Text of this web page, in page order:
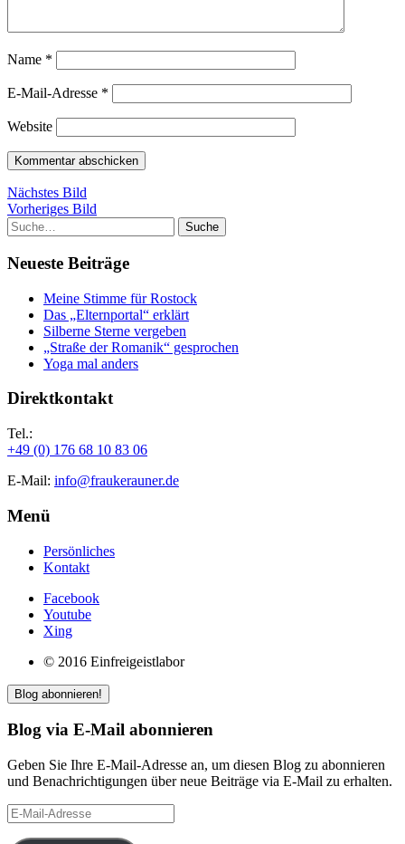
Name *
E-Mail-Adresse *
Website
Nächstes Bild
Vorheriges Bild
Suche
Neueste Beiträge
Meine Stimme für Rostock
Das „Elternportal“ erklärt
Silberne Sterne vergeben
„Straße der Romanik“ gesprochen
Yoga mal anders
Direktkontakt
Tel.:
+49 (0) 176 68 10 83 06
E-Mail: info@fraukerauner.de
Menü
Persönliches
Kontakt
Facebook
Youtube
Xing
© 2016 Einfreigeistlabor
Blog abonnieren!
Blog via E-Mail abonnieren
Geben Sie Ihre E-Mail-Adresse an, um diesen Blog zu abonnieren
und Benachrichtigungen über neue Beiträge via E-Mail zu erhalten.
E-
Mail-